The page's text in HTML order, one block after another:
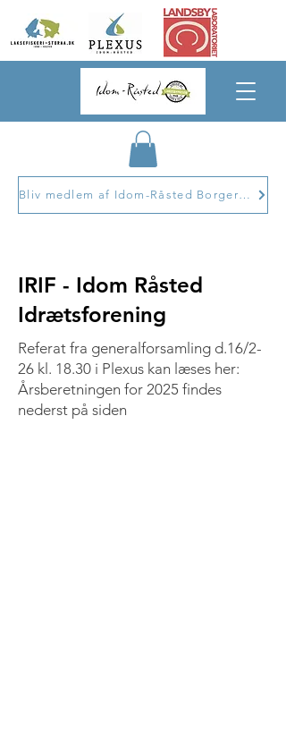
Bliv medlem af Idom-Råsted Borgerforening
IRIF - Idom Råsted
Idrætsforening
Referat fra generalforsamling d.16/2-
26 kl. 18.30 i Plexus kan læses her:
​Årsberetningen for 2025 findes
nederst på siden